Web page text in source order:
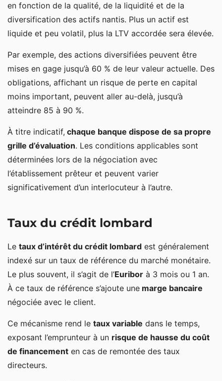
en fonction de la qualité, de la liquidité et de la
diversification des actifs nantis. Plus un actif est
liquide et peu volatil, plus la LTV accordée sera élevée.
Par exemple, des actions diversifiées peuvent être
mises en gage jusqu’à 60 % de leur valeur actuelle. Des
obligations, affichant un risque de perte en capital
moins important, peuvent aller au-delà, jusqu’à
atteindre 85 à 90 %.
À titre indicatif, chaque banque dispose de sa propre
grille d’évaluation. Les conditions applicables sont
déterminées lors de la négociation avec
l’établissement prêteur et peuvent varier
significativement d’un interlocuteur à l’autre.
Taux du crédit lombard
Le taux d’intérêt du crédit lombard est généralement
indexé sur un taux de référence du marché monétaire.
Le plus souvent, il s’agit de l’Euribor à 3 mois ou 1 an.
À ce taux de référence s’ajoute une marge bancaire
négociée avec le client.
Ce mécanisme rend le taux variable dans le temps,
exposant l’emprunteur à un risque de hausse du coût
de financement en cas de remontée des taux
directeurs.